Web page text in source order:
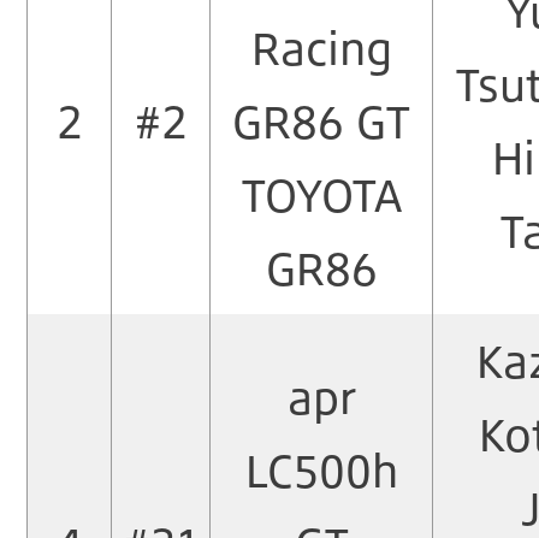
2 #2
Racing
GR86 GT
TOYOTA
GR86
apr
LC500h